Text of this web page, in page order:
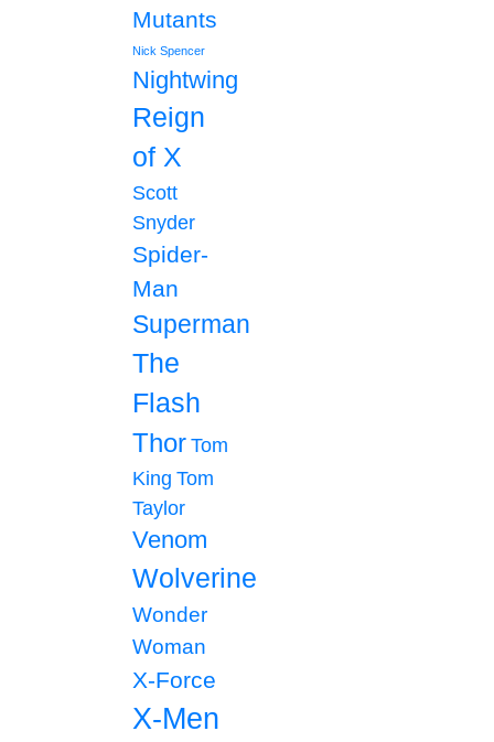
Mutants
Nick Spencer
Nightwing
Reign
of X
Scott
Snyder
Spider-
Man
Superman
The
Flash
Thor Tom
King Tom
Taylor
Venom
Wolverine
Wonder
Woman
X-Force
X-Men